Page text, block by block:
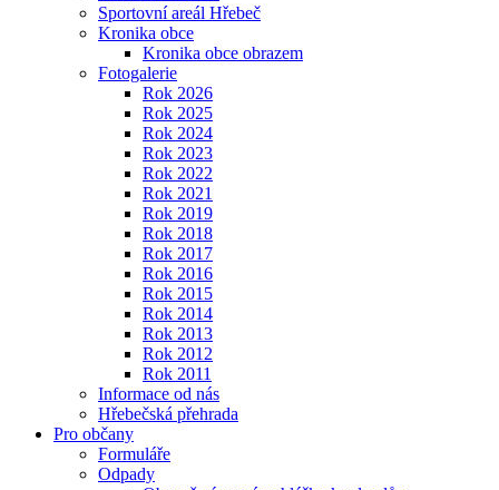
Sportovní areál Hřebeč
Kronika obce
Kronika obce obrazem
Fotogalerie
Rok 2026
Rok 2025
Rok 2024
Rok 2023
Rok 2022
Rok 2021
Rok 2019
Rok 2018
Rok 2017
Rok 2016
Rok 2015
Rok 2014
Rok 2013
Rok 2012
Rok 2011
Informace od nás
Hřebečská přehrada
Pro občany
Formuláře
Odpady